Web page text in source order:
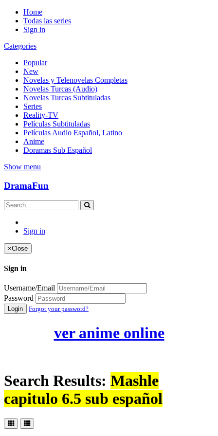
Home
Todas las series
Sign in
Categories
Popular
New
Novelas y Telenovelas Completas
Novelas Turcas (Audio)
Novelas Turcas Subtituladas
Series
Reality-TV
Películas Subtituladas
Películas Audio Español, Latino
Anime
Doramas Sub Español
Show menu
DramaFun
Sign in
×Close
Sign in
Username/Email
Password
Login Forgot your password?
ver anime online
Search Results: Mashle
capitulo 6.5 sub español